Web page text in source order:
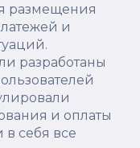
размещения
и
разработаны
и оплаты
себя все